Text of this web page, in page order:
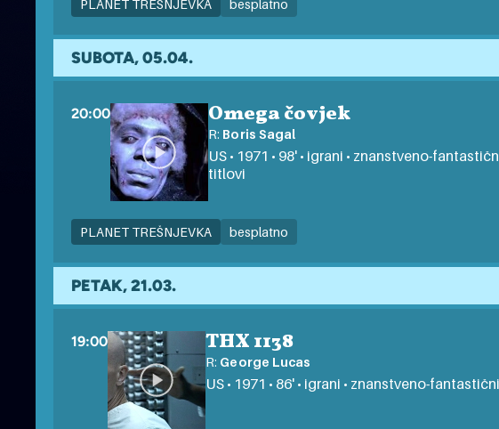
PLANET TREŠNJEVKA besplatno
SUBOTA, 05.04.
20:00 Omega čovjek
R: Boris Sagal
US • 1971 • 98' • igrani • znanstveno-
titlovi
PLANET TREŠNJEVKA besplatno
PETAK, 21.03.
19:00 THX 1138
R: George Lucas
US • 1971 • 86' • igrani • znanstveno-